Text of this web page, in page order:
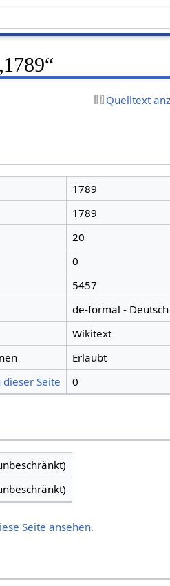
Quelltext
1789
1789
20
0
5457
de-formal -
Wikitext
Erlaubt
Seite
0
Seite ansehen.